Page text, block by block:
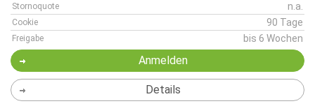
Stornoquote n.a.
Cookie 90 Tage
Freigabe bis 6 Wochen
Anmelden
Details